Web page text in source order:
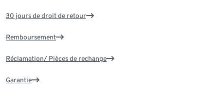
30 jours de droit de retour
Remboursement
Réclamation/ Pièces de rechange
Garantie